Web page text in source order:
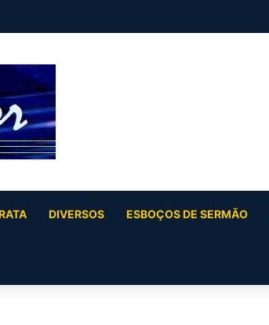
a Jó 41:34)
DIVERSOS ESBOÇOS DE SERMÃO